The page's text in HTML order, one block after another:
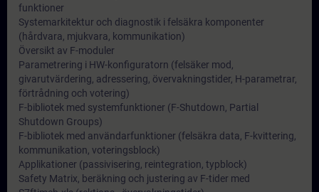
funktioner
Systemarkitektur och diagnostik i felsäkra komponenter
(hårdvara, mjukvara, kommunikation)
Översikt av F-moduler
Parametrering i HW-konfiguratorn (felsäker mod,
givarutvärdering, adressering, övervakningstider, H-parametrar,
förtrådning och votering)
F-bibliotek med systemfunktioner (F-Shutdown, Partial
Shutdown Groups)
F-bibliotek med användarfunktioner (felsäkra data, F-kvittering,
kommunikation, voteringsblock)
Applikationer (passivisering, reintegration, typblock)
Safety Matrix, beräkning och justering av F-tider med